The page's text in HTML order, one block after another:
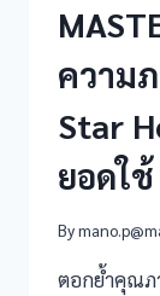
ความ
Star
ยอดใ
By
ตอกย้ำคุณภ